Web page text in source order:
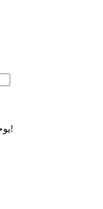
يوجد خطأ في اسم المستخدم أو كلمة المرور!